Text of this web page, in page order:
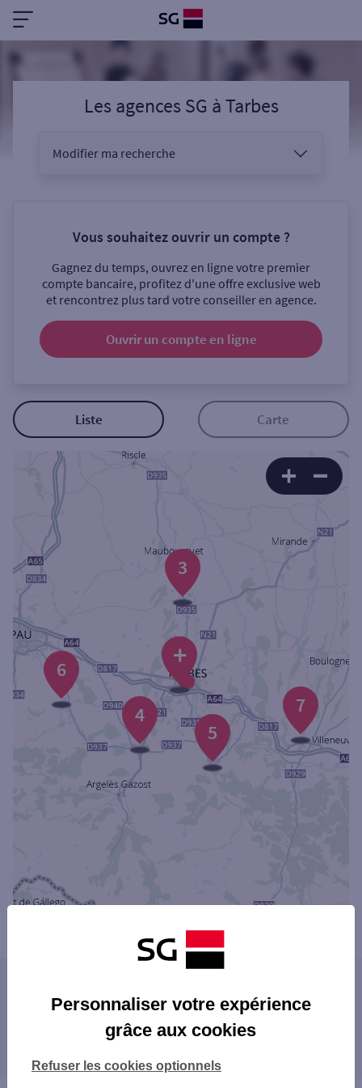
Les agences SG àTarbes
Modifier ma recherche
Sélectionnez votre recherche
Ouverte le samedi
Coffre-fort
Autour de moi
Ville / Code postal
Rechercher
Vous souhaitez ouvrir un compte ?
Gagnez du temps, ouvrez en ligne votre premier
compte bancaire, profitez d'une offre exclusive web
et rencontrez plus tard votre conseiller en agence.
Ouvrir un compte en ligne
Liste Carte
7
6
5
4
3
+
LOURDES
Les agences SG dans les départements
31 HAUTE-GARONNE
Personnaliser votre expérience
grâce aux cookies
Refuser les cookies optionnels